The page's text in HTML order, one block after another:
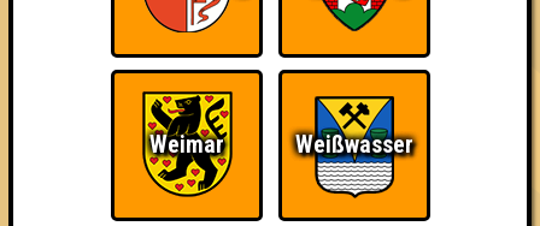
So kurz vorm Sieg! Wir sind ERSTER?!
Weimar Weißwasser